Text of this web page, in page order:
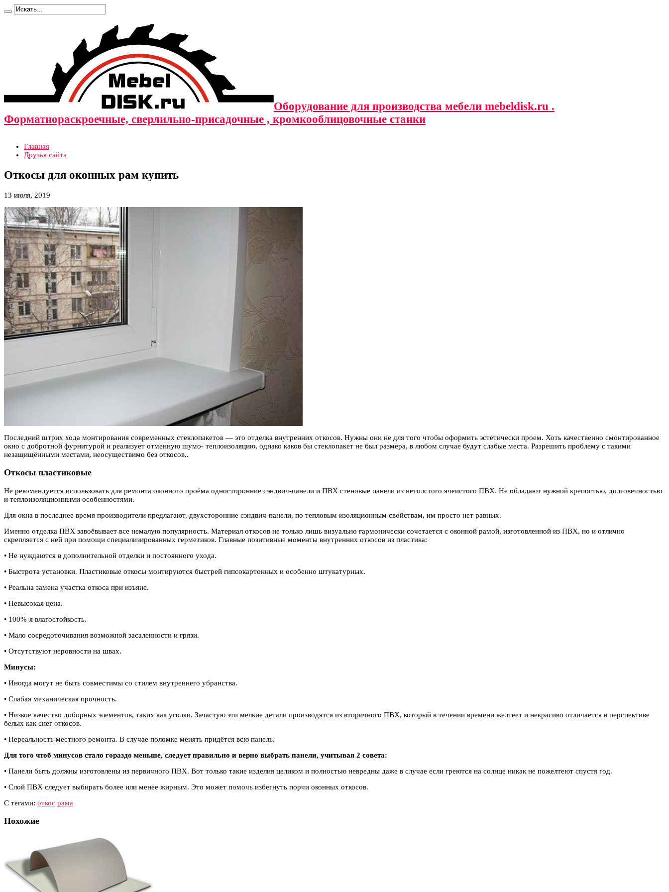
Оборудование для производства мебели mebeldisk.ru .
Форматнораскроечные, сверлильно-присадочные , кромкооблицовочные станки
Главная
Друзья сайта
Откосы для оконных рам купить
13 июля, 2019
Последний штрих хода монтирования современных стеклопакетов — это отделка внутренних откосов. Нужны они не для того чтобы оформить эстетически проем. Хоть качественно смонтированное
окно с добротной фурнитурой и реализует отменную шумо- теплоизоляцию, однако каков бы стеклопакет не был размера, в любом случае будут слабые места. Разрешить проблему с такими
незащищёнными местами, неосуществимо без откосов..
Откосы пластиковые
Не рекомендуется использовать для ремонта оконного проёма односторонние сэндвич-панели и ПВХ стеновые панели из нетолстого ячеистого ПВХ. Не обладают нужной крепостью, долговечностью
и теплоизоляционными особенностями.
Для окна в последнее время производители предлагают, двухсторонние сэндвич-панели, по тепловым изоляционным свойствам, им просто нет равных.
Именно отделка ПВХ завоёвывает все немалую популярность. Материал откосов не только лишь визуально гармонически сочетается с оконной рамой, изготовленной из ПВХ, но и отлично
скрепляется с ней при помощи специализированных герметиков. Главные позитивные моменты внутренних откосов из пластика:
• Не нуждаются в дополнительной отделки и постоянного ухода.
• Быстрота установки. Пластиковые откосы монтируются быстрей гипсокартонных и особенно штукатурных.
• Реальна замена участка откоса при изъяне.
• Невысокая цена.
• 100%-я влагостойкость.
• Мало сосредоточивания возможной засаленности и грязи.
• Отсутствуют неровности на швах.
Минусы:
• Иногда могут не быть совместимы со стилем внутреннего убранства.
• Слабая механическая прочность.
• Низкое качество доборных элементов, таких как уголки. Зачастую эти мелкие детали производятся из вторичного ПВХ, который в течении времени желтеет и некрасиво отличается в перспективе
белых как снег откосов.
• Нереальность местного ремонта. В случае поломке менять придётся всю панель.
Для того чтоб минусов стало гораздо меньше, следует правильно и верно выбрать панели, учитывая 2 совета:
• Панели быть должны изготовлены из первичного ПВХ. Вот только такие изделия целиком и полностью невредны даже в случае если греются на солнце никак не пожелтеют спустя год.
• Слой ПВХ следует выбирать более или менее жирным. Это может помочь избегнуть порчи оконных откосов.
С тегами: откос рама
Похожие